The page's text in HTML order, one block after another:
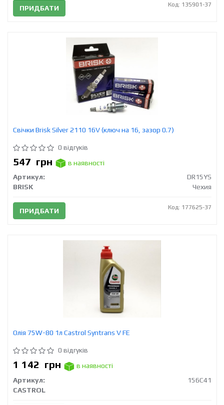
ПРИДБАТИ Код: 135901-37
Свічки Brisk Silver 2110 16V (ключ на 16, зазор 0.7)
0 відгуків
547 грн
в наявності
Артикул:
DR15YS
BRISK
Чехия
ПРИДБАТИ Код: 177625-37
Олія 75W-80 1л Castrol Syntrans V FE
0 відгуків
1 142 грн
в наявності
Артикул:
156C41
CASTROL